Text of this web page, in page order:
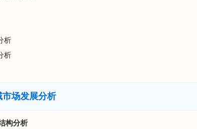
析
析
场发展分析
构分析